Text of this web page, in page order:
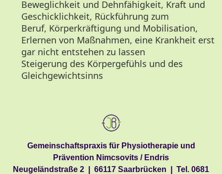
Beweglichkeit und Dehnfähigkeit, Kraft und
Geschicklichkeit, Rückführung zum
Beruf, Körperkräftigung und Mobilisation,
Erlernen von Maßnahmen, eine Krankheit erst
gar nicht entstehen zu lassen
Steigerung des Körpergefühls und des
Gleichgewichtsinns
Gemeinschaftspraxis für Physiotherapie und
Prävention Nimcsovits / Endris
Neugeländstraße 2 | 66117 Saarbrücken | Tel. 0681